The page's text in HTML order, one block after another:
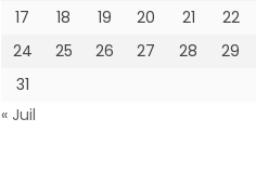
17
18 19 20 21 22
24
25 26 27 28 29
31
« Juil